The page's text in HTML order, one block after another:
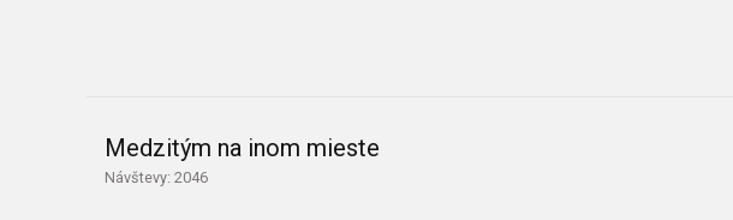
Medzitým na inom mieste
Návštevy: 2046